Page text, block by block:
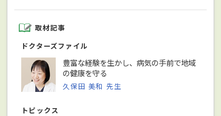
取材記事
ドクターズファイル
豊富な経験を生かし、病気の手前で地域
の健康を守る
久保田 美和 先生
トピックス